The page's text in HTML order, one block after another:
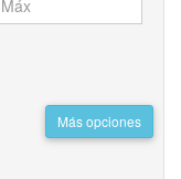
Más opciones